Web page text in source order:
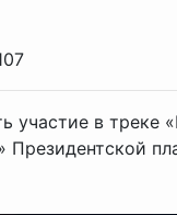
в треке